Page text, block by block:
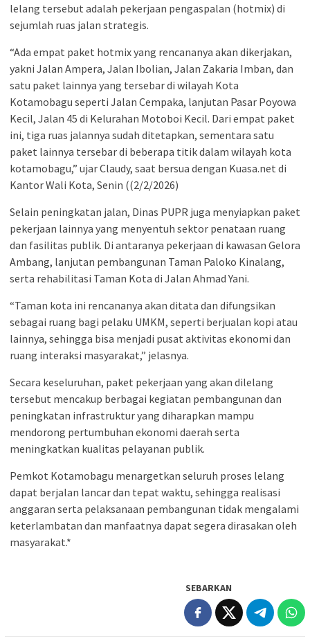
lelang tersebut adalah pekerjaan pengaspalan (hotmix) di
sejumlah ruas jalan strategis.
“Ada empat paket hotmix yang rencananya akan dikerjakan,
yakni Jalan Ampera, Jalan Ibolian, Jalan Zakaria Imban, dan
satu paket lainnya yang tersebar di wilayah Kota
Kotamobagu seperti Jalan Cempaka, lanjutan Pasar Poyowa
Kecil, Jalan 45 di Kelurahan Motoboi Kecil. Dari empat paket
ini, tiga ruas jalannya sudah ditetapkan, sementara satu
paket lainnya tersebar di beberapa titik dalam wilayah kota
kotamobagu,” ujar Claudy, saat bersua dengan Kuasa.net di
Kantor Wali Kota, Senin ((2/2/2026)
Selain peningkatan jalan, Dinas PUPR juga menyiapkan paket
pekerjaan lainnya yang menyentuh sektor penataan ruang
dan fasilitas publik. Di antaranya pekerjaan di kawasan Gelora
Ambang, lanjutan pembangunan Taman Paloko Kinalang,
serta rehabilitasi Taman Kota di Jalan Ahmad Yani.
“Taman kota ini rencananya akan ditata dan difungsikan
sebagai ruang bagi pelaku UMKM, seperti berjualan kopi atau
lainnya, sehingga bisa menjadi pusat aktivitas ekonomi dan
ruang interaksi masyarakat,” jelasnya.
Secara keseluruhan, paket pekerjaan yang akan dilelang
tersebut mencakup berbagai kegiatan pembangunan dan
peningkatan infrastruktur yang diharapkan mampu
mendorong pertumbuhan ekonomi daerah serta
meningkatkan kualitas pelayanan publik.
Pemkot Kotamobagu menargetkan seluruh proses lelang
dapat berjalan lancar dan tepat waktu, sehingga realisasi
anggaran serta pelaksanaan pembangunan tidak mengalami
keterlambatan dan manfaatnya dapat segera dirasakan oleh
masyarakat.*
SEBARKAN